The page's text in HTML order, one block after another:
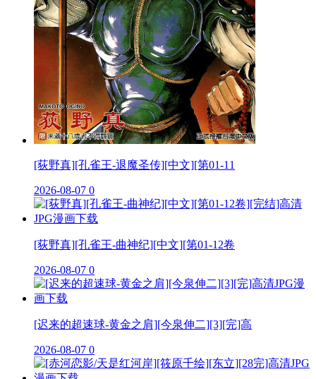
[荻野真][孔雀王-退魔圣传][中文][第01-11
2026-08-07 0
[荻野真][孔雀王-曲神纪][中文][第01-12卷
2026-08-07 0
[迟来的超速球-黄金之肩][今泉伸二][3][完]高
2026-08-07 0